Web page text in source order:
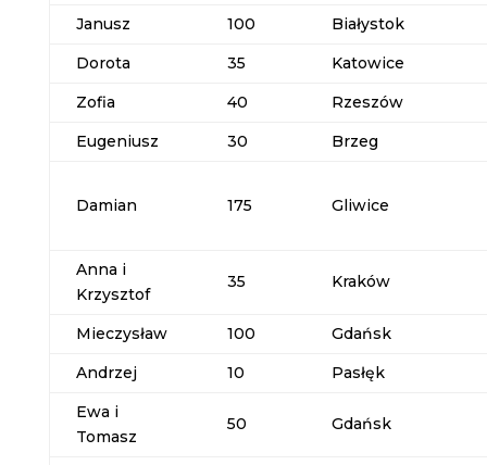
Janusz
100
Białystok
Dorota
35
Katowice
Zofia
40
Rzeszów
Eugeniusz
30 Brzeg
Damian 175 Gliwice
Anna i
Krzysztof
35 Kraków
Mieczysław 100
Gdańsk
Andrzej
10
Pasłęk
Ewa i
Tomasz
50 Gdańsk